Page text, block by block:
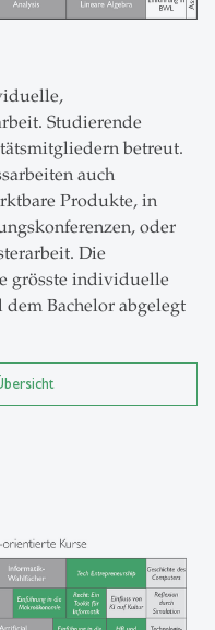
Studierende
betreut.
auch
Produkte, in
oder
Die
grösste individuelle
Bachelor abgelegt